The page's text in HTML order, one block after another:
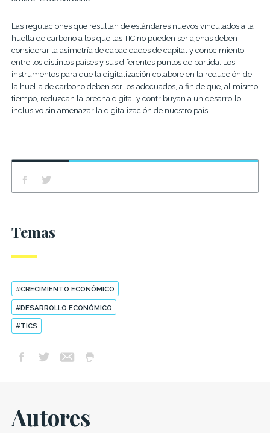
Las regulaciones que resultan de estándares nuevos vinculados a la
huella de carbono a los que las TIC no pueden ser ajenas deben
considerar la asimetría de capacidades de capital y conocimiento
entre los distintos países y sus diferentes puntos de partida. Los
instrumentos para que la digitalización colabore en la reducción de
la huella de carbono deben ser los adecuados, a fin de que, al mismo
tiempo, reduzcan la brecha digital y contribuyan a un desarrollo
inclusivo sin amenazar la digitalización de nuestro país.
Temas
#CRECIMIENTO ECONÓMICO
#DESARROLLO ECONÓMICO
#TICS
Autores